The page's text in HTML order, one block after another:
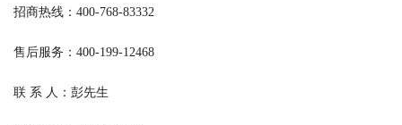
招商热线：400-768-83332
售后服务：400-199-12468
联 系 人：彭先生